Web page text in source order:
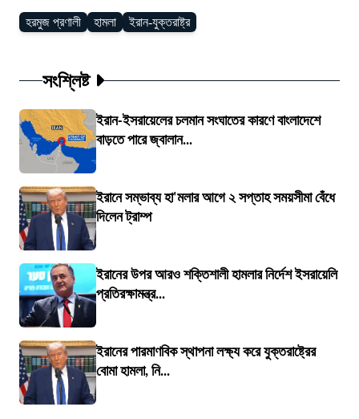
হরমুজ প্রণালী হামলা ইরান-যুক্তরাষ্ট্র
সংশ্লিষ্ট
ইরান-ইসরায়েলের চলমান সংঘাতের কারণে বাংলাদেশে
বাড়তে পারে জ্বালান...
ইরানে সম্ভাব্য হা'মলার আগে ২ সপ্তাহ সময়সীমা বেঁধে
দিলেন ট্রাম্প
ইরানের উপর আরও শক্তিশালী হামলার নির্দেশ ইসরায়েলি
প্রতিরক্ষামন্ত্র...
ইরানের পারমাণবিক স্থাপনা লক্ষ্য করে যুক্তরাষ্ট্রের
বোমা হামলা, নি...